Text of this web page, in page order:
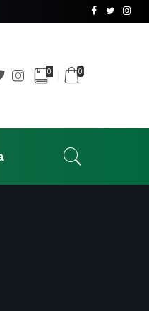
0 0